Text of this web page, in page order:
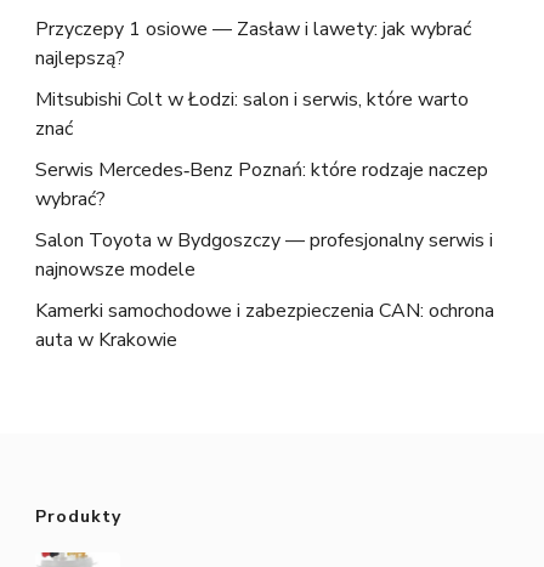
Przyczepy 1 osiowe — Zasław i lawety: jak wybrać
najlepszą?
Mitsubishi Colt w Łodzi: salon i serwis, które warto
znać
Serwis Mercedes‑Benz Poznań: które rodzaje naczep
wybrać?
Salon Toyota w Bydgoszczy — profesjonalny serwis i
najnowsze modele
Kamerki samochodowe i zabezpieczenia CAN: ochrona
auta w Krakowie
Produkty